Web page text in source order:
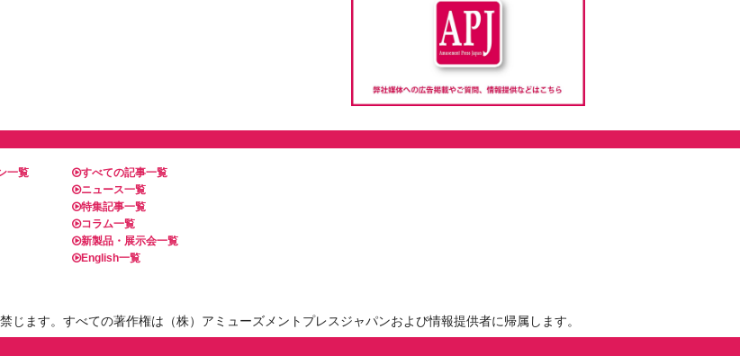
一覧
すべての記事一覧
ニュース一覧
特集記事一覧
コラム一覧
新製品・展示会一覧
English一覧
ます。すべての著作権は（株）アミューズメントプレスジャパンおよび情報提供者に帰属します。